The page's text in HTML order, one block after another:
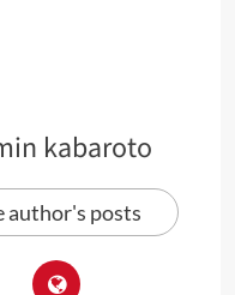
kabaroto
author's posts